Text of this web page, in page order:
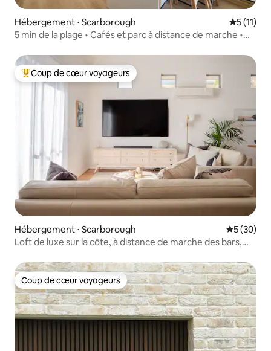
Hébergement ⋅ Scarborough
5 (11)
5 min de la plage • Cafés et parc à distance de marche •
Coups de cœur voyageurs les plus appréciés
Coup de cœur voyageurs
Hébergement ⋅ Scarborough
5 (30)
Loft de luxe sur la côte, à distance de marche des bars,
Coup de cœur voyageurs
Coup de cœur voyageurs